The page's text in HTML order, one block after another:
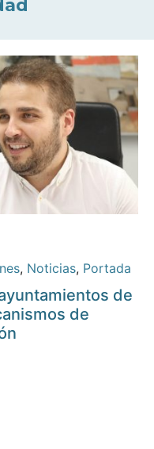
, Noticias, Portada
de
de